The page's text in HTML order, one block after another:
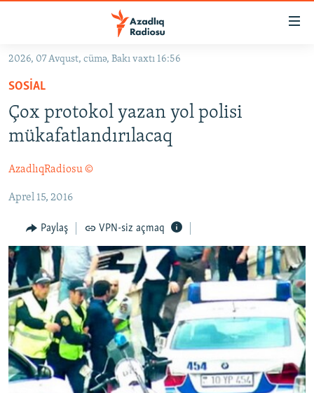
Əsas
qayıt
Əsas
naviqasiyaya
qayıt
Axtarışa
GÜNDƏM
KORRUPSIOMETR
FƏRQƏ BAX
QANUNI DOĞRU
ARAŞDIRMA
MULTIMEDIA
VIDEO
FOTOQALEREYA
İNFOQRAFIKA
KARIKATURA
RADIO ARXIV
OXU ZALI
AZƏRBAYCAN ƏDƏBIYYATI KITABXANASI
İSLAM VƏ DEMOKRATIYA
İZ - MƏDƏNIYYƏT PROQRAMI
HAQQIMIZDA
MISSIYAMIZ
PEŞƏ ETIKASI VƏ JURNALISTIKA STANDARTLARIMIZ
MATERIALLARIMIZDAN ISTIFADƏ
BIZI IZLƏ
2026, 07 Avqust, cümə, Bakı vaxtı 16:56
SOSIAL
Çox protokol yazan yol polisi
mükafatlandırılacaq
AzadlıqRadiosu ©
Aprel 15, 2016
Paylaş VPN-siz açmaq